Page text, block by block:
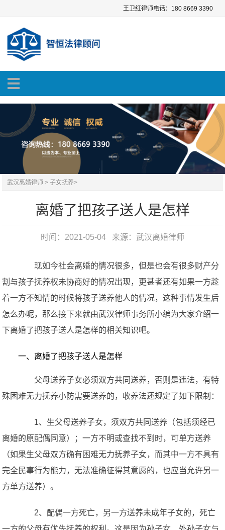
王卫红律师电话：180 8669 3390
武汉离婚律师 >子女抚养>
离婚了把孩子送人是怎样
时间：2021-05-04 来源： 武汉离婚律师
现如今社会离婚的情况很多，但是也会有很多财产分
割与孩子抚养权未协商好的情况出现，更甚者还有如果一方趁
着一方不知情的时候将孩子送养他人的情况，这种事情发生后
怎么办呢，那么接下来就由武汉律师事务所小编为大家介绍一
下离婚了把孩子送人是怎样的相关知识吧。
一、离婚了把孩子送人是怎样
父母送养子女必须双方共同送养，否则是违法，有特
殊困难无力抚养小防需要送养的，收养法还规定了如下限制：
1、生父母送养子女，须双方共同送养（包括须经已
离婚的原配偶同意）；一方不明或查找不到时，可单方送养
（如果生父母双方确有困难无力抚养子女，而其中一方不具有
完全民事行为能力，无法准确征得其意愿的，也应当允许另一
方单方送养）。
2、配偶一方死亡，另一方送养未成年子女的，死亡